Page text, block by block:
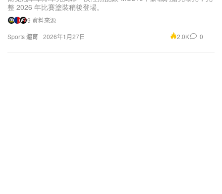
Sports 體育
整 2026 年比賽塗裝稍後登場。
9 資料來源
2026年1月27日
2.0K 0